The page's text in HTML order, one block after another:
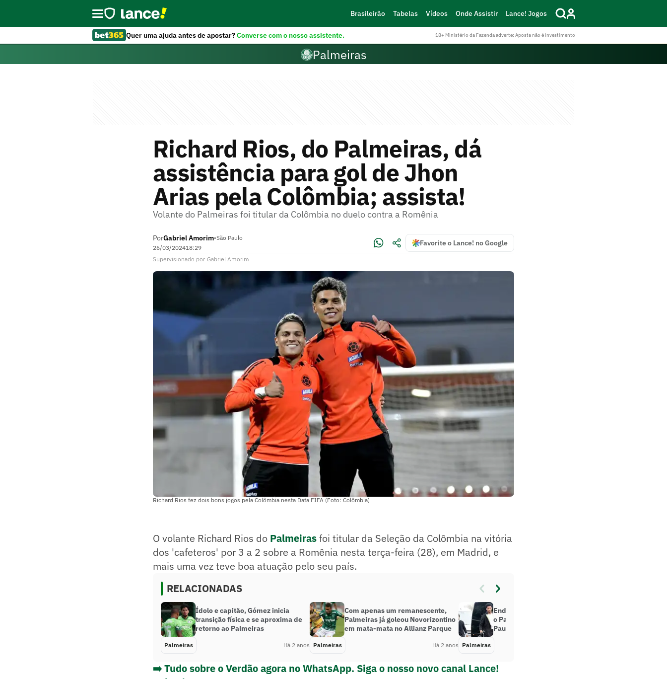
Brasileirão Tabelas Vídeos Onde Assistir Lance! Jogos
Quer uma ajuda antes de apostar?Converse com o nosso assistente. 18+ Ministério da Fazenda adverte: Aposta não é investimento
Palmeiras
Richard Rios, do Palmeiras, dá
assistência para gol de Jhon
Arias pela Colômbia; assista!
Volante do Palmeiras foi titular da Colômbia no duelo contra a Romênia
PorGabriel Amorim•São Paulo
26/03/202418:29
Favorite o Lance! no Google
Supervisionado por Gabriel Amorim
Richard Rios fez dois bons jogos pela Colômbia nesta Data FIFA (Foto: Colômbia)
O volante Richard Rios do Palmeirasfoi titular da Seleção da Colômbia na vitória
dos 'cafeteros' por 3 a 2 sobre a Romênia nesta terça-feira (28), em Madrid, e
mais uma vez teve boa atuação pelo seu país.
RELACIONADAS
Ídolo e capitão, Gómez inicia
transição física e se aproxima de
retorno ao Palmeiras
Palmeiras Há 2 anos
Com apenas um remanescente,
Palmeiras já goleou Novorizontino
em mata-mata no Allianz Parque
Palmeiras Há 2 anos
Endrick e Murilo podem desfalcar
o Palmeiras na semifinal do
Paulistão; entenda logística
Palmeiras
➡️ Tudo sobre o Verdão agora no WhatsApp. Siga o nosso novo canal Lance!